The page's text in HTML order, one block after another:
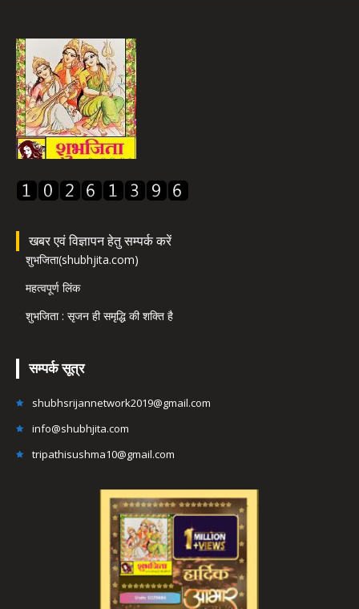
खबर एवं विज्ञापन हेतु सम्पर्क करें
शुभजिता(shubhjita.com)
महत्वपूर्ण लिंक
शुभजिता : सृजन ही समृद्धि की शक्ति है
सम्पर्क सूत्र
shubhsrijannetwork2019@gmail.com
info@shubhjita.com
tripathisushma10@gmail.com